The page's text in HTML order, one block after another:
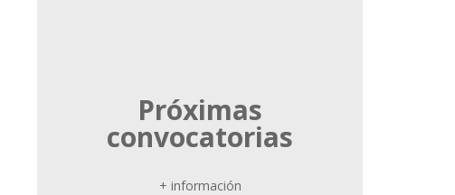
Próximas
convocatorias
+ información